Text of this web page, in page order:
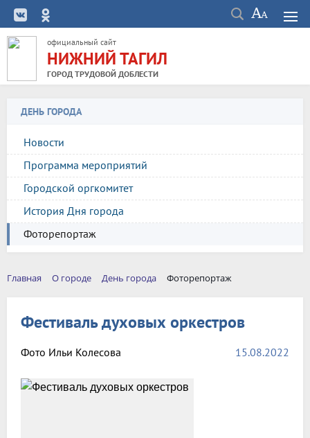
официальный сайт
НИЖНИЙ ТАГИЛ
ГОРОД ТРУДОВОЙ ДОБЛЕСТИ
ДЕНЬ ГОРОДА
Новости
Программа мероприятий
Городской оргкомитет
История Дня города
Фоторепортаж
Главная О городе День города Фоторепортаж
Фестиваль духовых оркестров
Фото Ильи Колесова 15.08.2022
Возврат к списку